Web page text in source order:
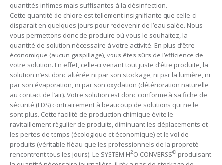
quantités infimes mais suffisantes à la désinfection.
Cette quantité de chlore est tellement insignifiante que celle-ci
disparait en quelques jours pour redevenir de l’eau salée. Nous
vous permettons donc de produire où vous le souhaitez, la
quantité de solution nécessaire à votre activité. En plus d’être
économique (aucun gaspillage), vous êtes sûrs de l’efficience de
votre solution. En effet, celle-ci venant tout juste d’être produite, la
solution n’est donc altérée ni par son stockage, ni par la lumière, ni
par son évaporation, ni par son oxydation (détérioration naturelle
au contact de l’air). Votre solution est donc conforme à sa fiche de
sécurité (FDS) contrairement à beaucoup de solutions qui ne le
sont plus. Cette facilité de production chimique évite le
ravitaillement régulier de produits, diminuant les déplacements et
les pertes de temps (écologique et économique) et le vol de
produits (véritable fléau que les professionnels de la propreté
rencontrent tous les jours). Le SYSTEM H2O CONVERSS©produisant